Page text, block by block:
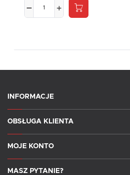
INFORMACJE
OBSŁUGA KLIENTA
MOJE KONTO
MASZ PYTANIE?